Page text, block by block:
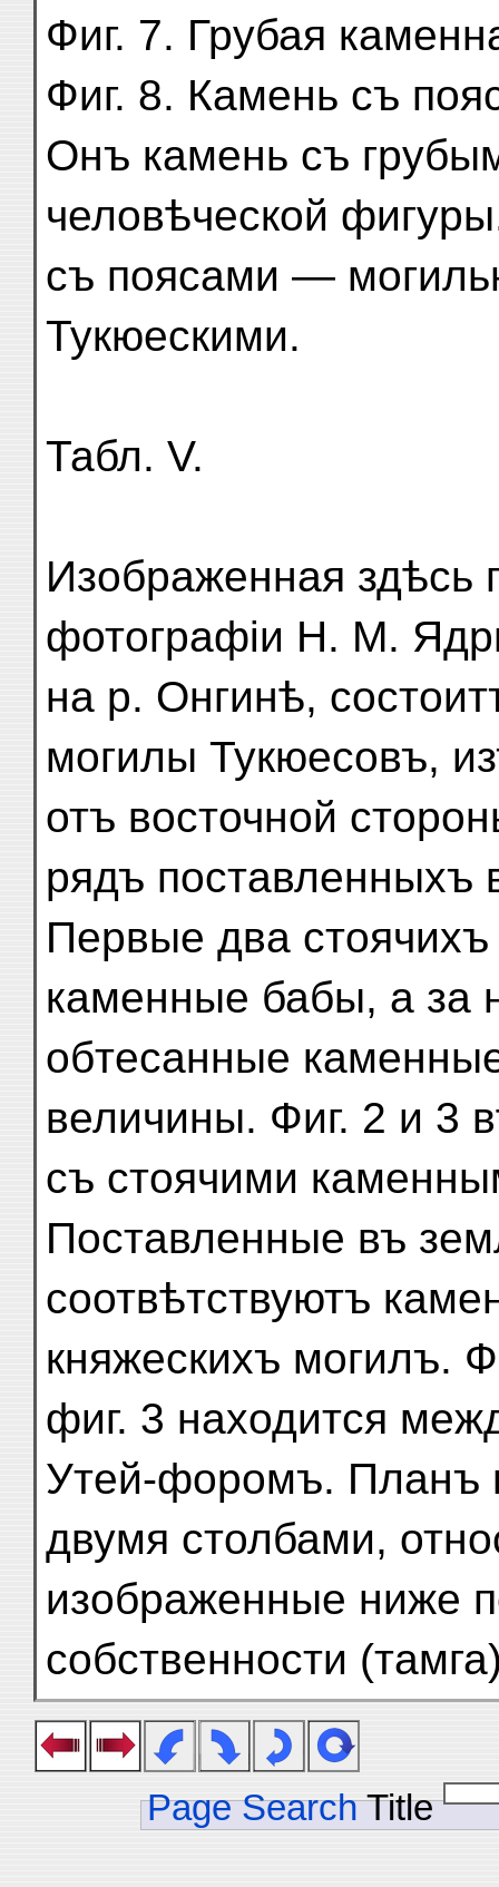
Фиг. 7. Грубая
Фиг. 8. Камень съ
Онъ камень съ
человѣческой
съ поясами —
Тукюескими.
Табл. V.
Изображенная здѣсь
фотографіи Н. М.
на р. Онгинѣ,
могилы Тукюесовъ,
отъ восточной
рядъ поставленныхъ
Первые два
каменные бабы, а за
обтесанные
величины. Фиг. 2 и 3
съ стоячими
Поставленные въ
соотвѣтствуютъ
княжескихъ могилъ.
фиг. 3 находится
Утей-форомъ. Планъ
двумя столбами,
изображенные ниже
собственности
Page Search Title